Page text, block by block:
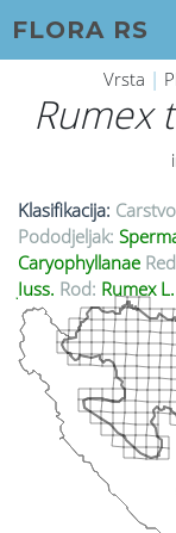
FLORA RS
Vrsta |
Rumex
Klasifikacija:
Pododjeljak:
Caryophyllanae
Juss. Rod: Rumex L.